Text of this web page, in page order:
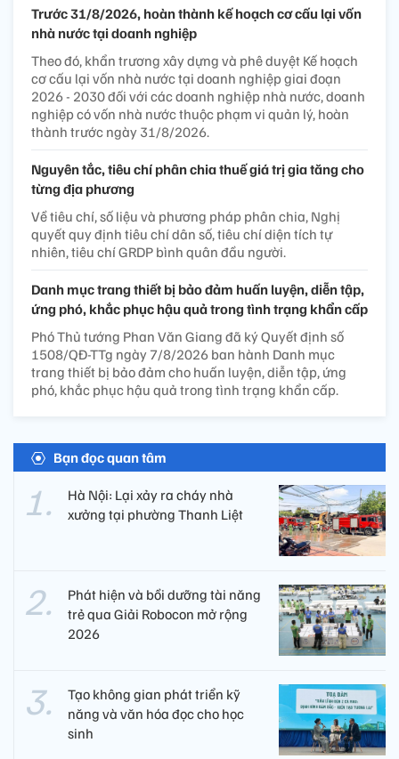
Trước 31/8/2026, hoàn thành kế hoạch cơ cấu lại vốn
nhà nước tại doanh nghiệp
Theo đó, khẩn trương xây dựng và phê duyệt Kế hoạch
cơ cấu lại vốn nhà nước tại doanh nghiệp giai đoạn
2026 - 2030 đối với các doanh nghiệp nhà nước, doanh
nghiệp có vốn nhà nước thuộc phạm vi quản lý, hoàn
thành trước ngày 31/8/2026.
Nguyên tắc, tiêu chí phân chia thuế giá trị gia tăng cho
từng địa phương
Về tiêu chí, số liệu và phương pháp phân chia, Nghị
quyết quy định tiêu chí dân số, tiêu chí diện tích tự
nhiên, tiêu chí GRDP bình quân đầu người.
Danh mục trang thiết bị bảo đảm huấn luyện, diễn tập,
ứng phó, khắc phục hậu quả trong tình trạng khẩn cấp
Phó Thủ tướng Phan Văn Giang đã ký Quyết định số
1508/QĐ-TTg ngày 7/8/2026 ban hành Danh mục
trang thiết bị bảo đảm cho huấn luyện, diễn tập, ứng
phó, khắc phục hậu quả trong tình trạng khẩn cấp.
Bạn đọc quan tâm
Hà Nội: Lại xảy ra cháy nhà
xưởng tại phường Thanh Liệt
Phát hiện và bồi dưỡng tài năng
trẻ qua Giải Robocon mở rộng
2026
Tạo không gian phát triển kỹ
năng và văn hóa đọc cho học
sinh